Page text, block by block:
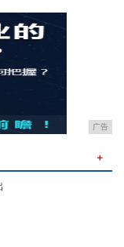
广告
＋